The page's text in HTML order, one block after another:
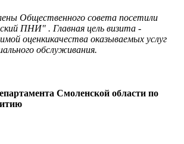
Общественного совета посетили
ПНИ" . Главная цель визита -
оценкикачества оказываемых услуг
обслуживания.
Смоленской области по